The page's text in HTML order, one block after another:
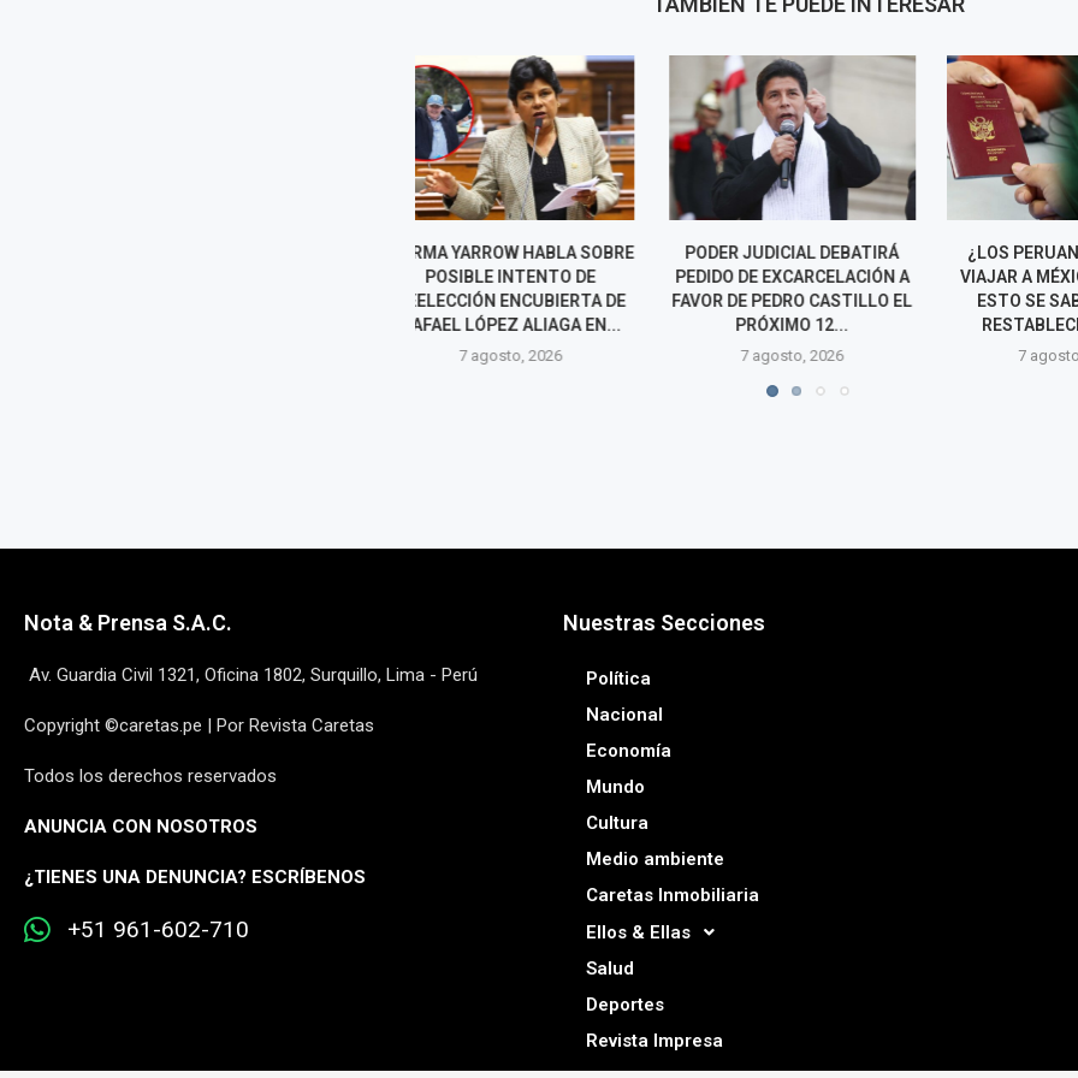
PODER JUDICIAL DEBATIRÁ
PEDIDO DE EXCARCELACIÓN A
FAVOR DE PEDRO CASTILLO EL
PRÓXIMO 12...
7 agosto, 2026
¿LOS PERUANOS PODRÁN
VIAJAR A MÉXICO SIN VISA?
ESTO SE SABE TRAS EL
RESTABLECIMIENTO...
7 agosto, 2026
CARLOS
REQUISITO
7
Nota & Prensa S.A.C.
Av. Guardia Civil 1321, Oficina 1802, Surquillo, Lima - Perú
Copyright ©caretas.pe | Por Revista Caretas
Todos los derechos reservados
ANUNCIA CON NOSOTROS
¿TIENES UNA DENUNCIA? ESCRÍBENOS
+51 961-602-710
Nuestras Secciones
Política
Nacional
Economía
Mundo
Cultura
Medio ambiente
Caretas Inmobiliaria
Ellos & Ellas
Salud
Deportes
Revista Impresa